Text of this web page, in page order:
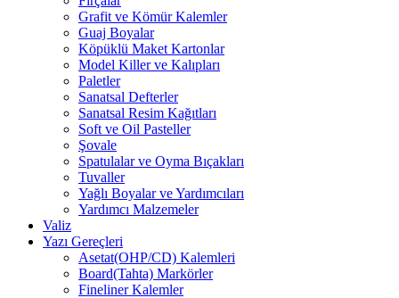
Grafit ve Kömür Kalemler
Guaj Boyalar
Köpüklü Maket Kartonlar
Model Killer ve Kalıpları
Paletler
Sanatsal Defterler
Sanatsal Resim Kağıtları
Soft ve Oil Pasteller
Şovale
Spatulalar ve Oyma Bıçakları
Tuvaller
Yağlı Boyalar ve Yardımcıları
Yardımcı Malzemeler
Valiz
Yazı Gereçleri
Asetat(OHP/CD) Kalemleri
Board(Tahta) Markörler
Fineliner Kalemler